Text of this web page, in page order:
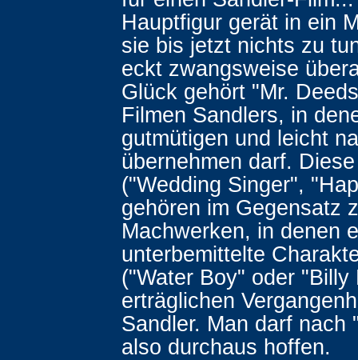
Hauptfigur gerät in ein
sie bis jetzt nichts zu
eckt zwangsweise
Glück gehört "Mr.
Filmen Sandlers, in
gutmütigen und leicht
übernehmen darf.
("Wedding Singer",
gehören im Gegensatz
Machwerken, in denen
unterbemittelte
("Water Boy" oder "Billy
erträglichen
Sandler. Man darf nach
also durchaus hoffen.